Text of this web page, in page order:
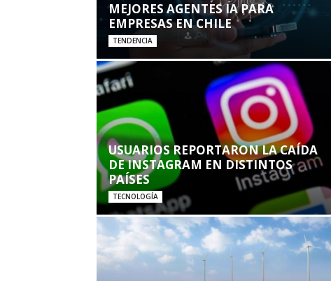
MEJORES AGENTES IA PARA
EMPRESAS EN CHILE
TENDENCIA
USUARIOS REPORTARON LA CAÍDA
DE INSTAGRAM EN DISTINTOS
PAÍSES
TECNOLOGÍA